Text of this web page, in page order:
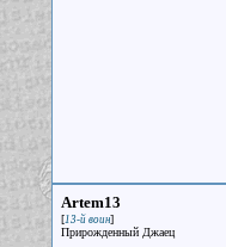
Artem13
[13-й воин]
Прирожденный Джаец